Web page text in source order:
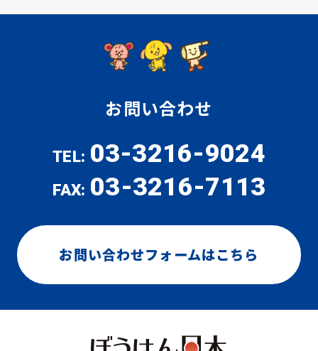
お問い合わせ
TEL: 03-3216-9024
FAX: 03-3216-7113
お問い合わせフォームはこちら